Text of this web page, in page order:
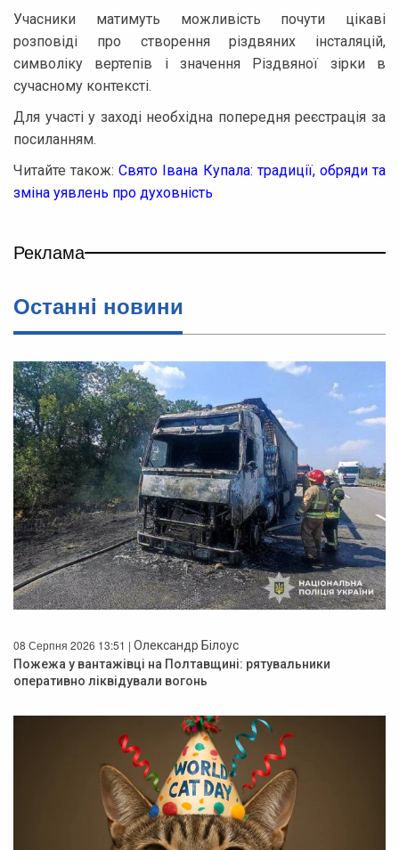
Учасники матимуть можливість почути цікаві
розповіді про створення різдвяних інсталяцій,
символіку вертепів і значення Різдвяної зірки в
сучасному контексті.
Для участі у заході необхідна попередня реєстрація за
посиланням.
Читайте також:Свято Івана Купала: традиції, обряди та
зміна уявлень про духовність
Реклама
Останнi новини
08 Серпня 2026 13:51 | Олександр Білоус
Пожежа у вантажівці на Полтавщині: рятувальники
оперативно ліквідували вогонь